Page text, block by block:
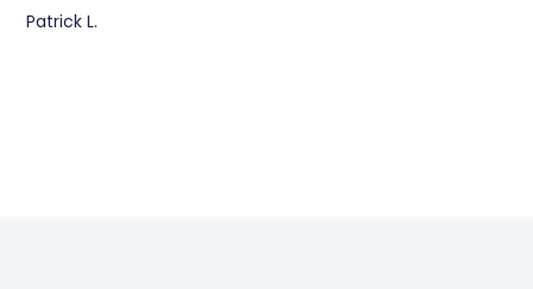
Patrick L.